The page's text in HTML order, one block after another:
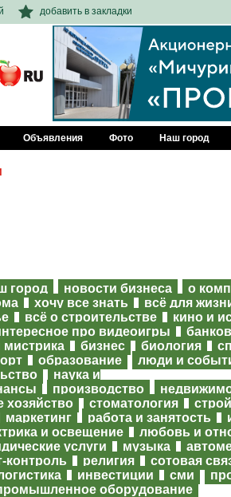
добавить в закладки
Объявления Фото Наш город
город новости бизнеса
о
хочу все знать
всё для
всё о строительстве
кино и
про видеоигры
мистрика бизнес биология
образование
люди и
наука и
производство
хозяйство стоматология
маркетинг работа и занятость
и освещение
любовь и
услуги музыка
контроль религия
сотовая
инвестиции сми
оборудование